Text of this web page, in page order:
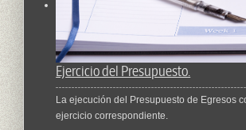
Ejercicio del Presupuesto.
La ejecución del Presupuesto de Egresos
ejercicio correspondiente.